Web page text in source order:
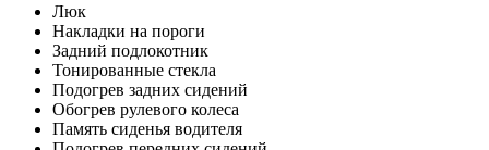
Люк
Накладки на пороги
Задний подлокотник
Тонированные стекла
Подогрев задних сидений
Обогрев рулевого колеса
Память сиденья водителя